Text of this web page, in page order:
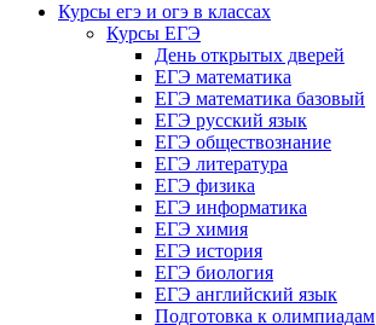
Курсы егэ и огэ в классах
Курсы ЕГЭ
День открытых дверей
ЕГЭ математика
ЕГЭ математика базовый
ЕГЭ русский язык
ЕГЭ обществознание
ЕГЭ литература
ЕГЭ физика
ЕГЭ информатика
ЕГЭ химия
ЕГЭ история
ЕГЭ биология
ЕГЭ английский язык
Подготовка к олимпиадам